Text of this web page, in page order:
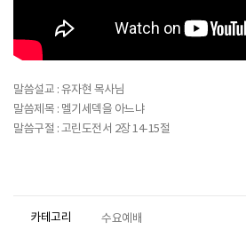
말씀설교 : 유자현 목사님
말씀제목 : 멜기세덱을 아느냐
말씀구절 : 고린도전서 2장 14-15절
카테고리 수요예배